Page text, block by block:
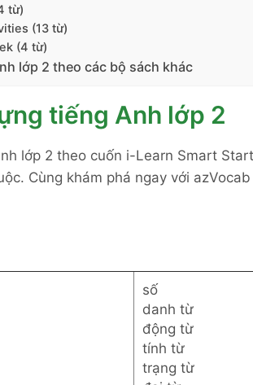
từ)
(13 từ)
(4 từ)
lớp 2 theo các bộ sách khác
tiếng Anh lớp 2
lớp 2 theo cuốn i-Learn Smart
Cùng khám phá ngay với
số
danh từ
động từ
tính từ
trạng từ